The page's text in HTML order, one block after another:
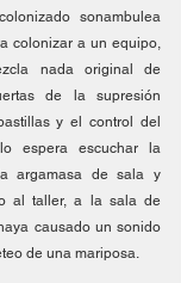
sonambulea
colonizar a un equipo,
nada original de
de la supresión
y el control del
espera escuchar la
argamasa de sala y
al taller, a la sala de
causado un sonido
de una mariposa.